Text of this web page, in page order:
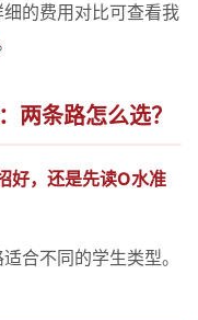
的费用对比可查看我
两条路怎么选？
好，还是先读O水准
合不同的学生类型。